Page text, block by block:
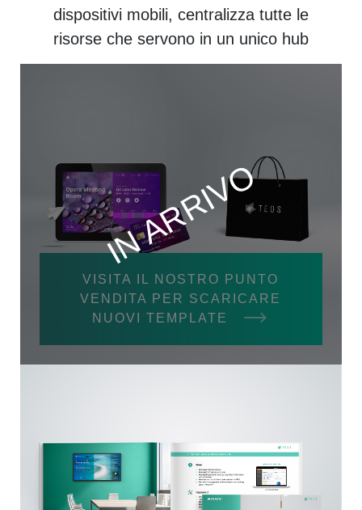
dispositivi mobili, centralizza tutte le
risorse che servono in un unico hub
VISITA IL NOSTRO PUNTO
VENDITA PER SCARICARE
NUOVI TEMPLATE
IN ARRIVO